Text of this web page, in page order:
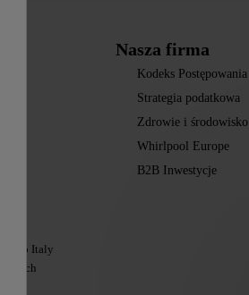
Beko Italy
Nasza firma
Kodeks Postępowania
Strategia podatkowa
Zdrowie i środowisko
Whirlpool Europe
B2B Inwestycje